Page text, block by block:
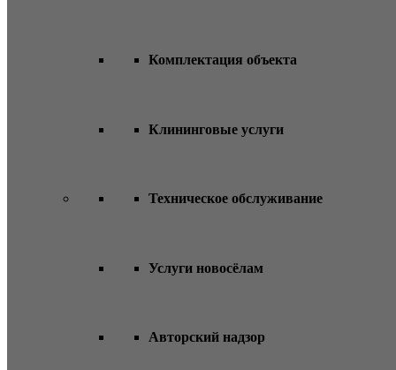
Комплектация объекта
Клининговые услуги
Техническое обслуживание
Услуги новосёлам
Авторский надзор